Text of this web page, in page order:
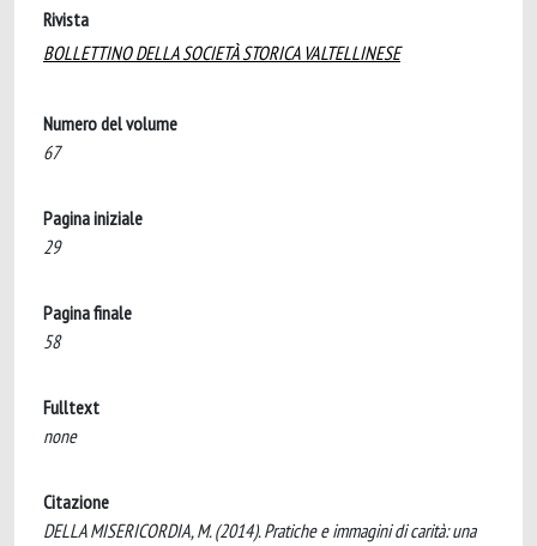
Rivista
BOLLETTINO DELLA SOCIETÀ STORICA VALTELLINESE
Numero del volume
67
Pagina iniziale
29
Pagina finale
58
Fulltext
none
Citazione
DELLA MISERICORDIA, M. (2014). Pratiche e immagini di carità: una